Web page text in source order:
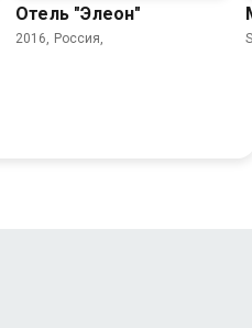
Отель "Элеон"
2016, Россия,